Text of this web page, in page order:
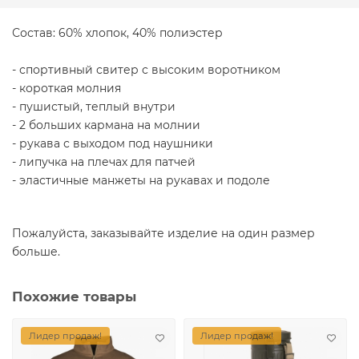
Состав: 60% хлопок, 40% полиэстер
- спортивный свитер с высоким воротником
- короткая молния
- пушистый, теплый внутри
- 2 больших кармана на молнии
- рукава с выходом под наушники
- липучка на плечах для патчей
- эластичные манжеты на рукавах и подоле
Пожалуйста, заказывайте изделие на один размер
больше.
Похожие товары
Лидер продаж! Лидер продаж!